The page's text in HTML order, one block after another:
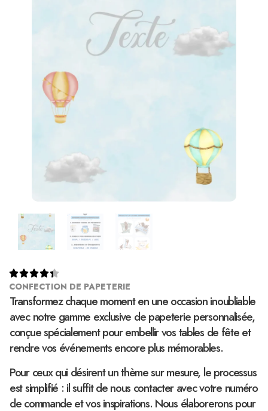

CONFECTION DE PAPETERIE
Transformez chaque moment en une occasion inoubliable
avec notre gamme exclusive de papeterie personnalisée,
conçue spécialement pour embellir vos tables de fête et
rendre vos événements encore plus mémorables.
Pour ceux qui désirent un thème sur mesure, le processus
est simplifié : il suffit de nous contacter avec votre numéro
de commande et vos inspirations. Nous élaborerons pour